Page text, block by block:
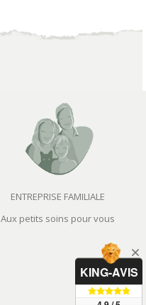
ENTREPRISE FAMILIALE
Aux petits soins pour vous
KING-AVIS